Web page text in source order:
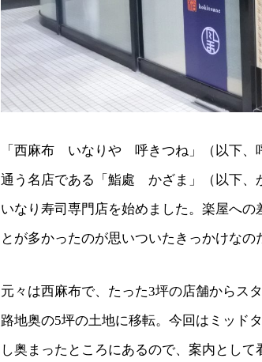
「西麻布 いなりや 呼きつね」（以下、
通う名店である「鮨處 かざま」（以下、
いなり寿司専門店を始めました。楽屋へ
とが多かったのが思いついたきっかけなの
元々は西麻布で、たった3坪の店舗からス
路地奥の5坪の土地に移転。今回はミッド
し奥まったところにあるので、案内として